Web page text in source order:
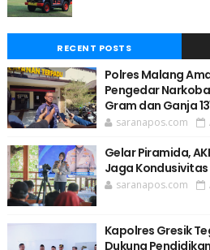
RECENT POSTS
Polres Malang
Pengedar
Gram dan Ganja
saranapos.com
Gelar Piramida,
Jaga
saranapos.com
Kapolres Gresik
Dukung